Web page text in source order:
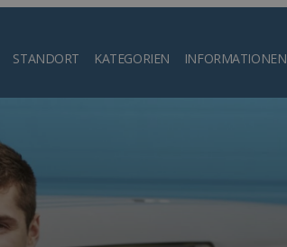
STANDORT KATEGORIEN INFORMATIONEN
Suchen